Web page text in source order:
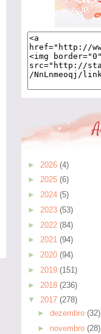
► 2026 (4)
► 2025 (6)
► 2024 (5)
► 2023 (53)
► 2022 (84)
► 2021 (94)
► 2020 (94)
► 2019 (151)
► 2018 (236)
▼
2017 (278)
► dezembro (32)
► novembro (28)